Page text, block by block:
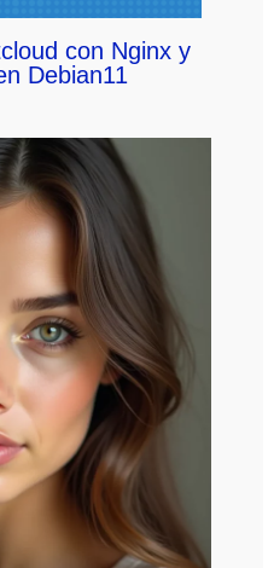
con Nginx y
Debian11